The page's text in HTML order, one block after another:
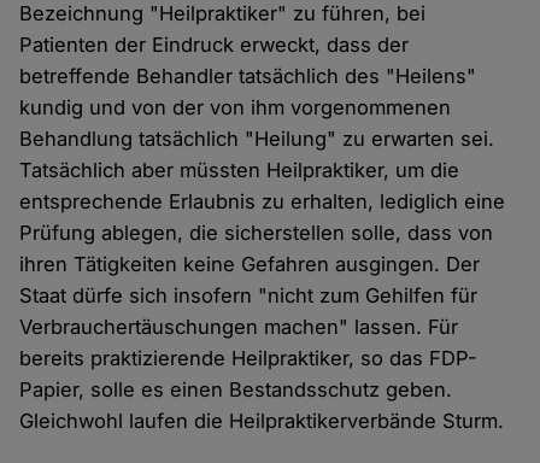
Bezeichnung "Heilpraktiker" zu führen, bei
Patienten der Eindruck erweckt, dass der
betreffende Behandler tatsächlich des "Heilens"
kundig und von der von ihm vorgenommenen
Behandlung tatsächlich "Heilung" zu erwarten sei.
Tatsächlich aber müssten Heilpraktiker, um die
entsprechende Erlaubnis zu erhalten, lediglich eine
Prüfung ablegen, die sicherstellen solle, dass von
ihren Tätigkeiten keine Gefahren ausgingen. Der
Staat dürfe sich insofern "nicht zum Gehilfen für
Verbrauchertäuschungen machen" lassen. Für
bereits praktizierende Heilpraktiker, so das FDP-
Papier, solle es einen Bestandsschutz geben.
Gleichwohl laufen die Heilpraktikerverbände Sturm.